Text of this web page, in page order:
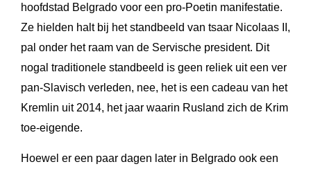
hoofdstad Belgrado voor een pro-Poetin manifestatie.
Ze hielden halt bij het standbeeld van tsaar Nicolaas II,
pal onder het raam van de Servische president. Dit
nogal traditionele standbeeld is geen reliek uit een ver
pan-Slavisch verleden, nee, het is een cadeau van het
Kremlin uit 2014, het jaar waarin Rusland zich de Krim
toe-eigende.
Hoewel er een paar dagen later in Belgrado ook een